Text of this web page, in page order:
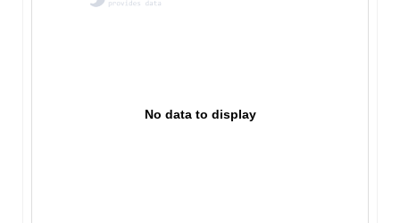
No data to display